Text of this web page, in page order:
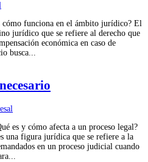
cómo funciona en el ámbito jurídico? El
jurídico que se refiere al derecho que
económica en caso de
busca...
es y cómo afecta a un proceso legal?
una figura jurídica que se refiere a la
en un proceso judicial cuando